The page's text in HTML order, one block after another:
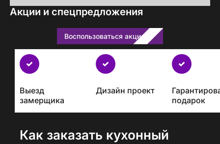
Акции и спецпредложения
Воспользоваться акцией
Бесплатно
с
проектом
Выезд
замерщика
Дизайн проект
подарок
Как заказать кухонный